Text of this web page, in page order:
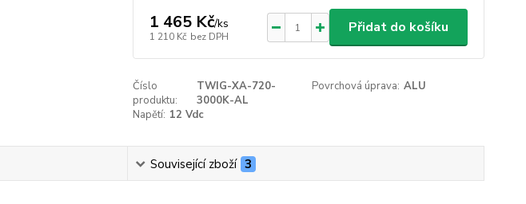
1 465 Kč/ks
1 210 Kč bez DPH
Přidat do košíku
Číslo
produktu:
TWIG-XA-720-
3000K-AL
Povrchová úprava: ALU
Napětí: 12 Vdc
Související zboží 3